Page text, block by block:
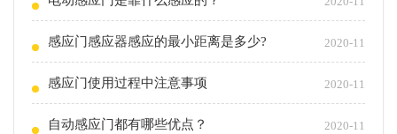
感应门感应器感应的最小距离是多少? 2020-11
感应门使用过程中注意事项 2020-11
自动感应门都有哪些优点？ 2020-11